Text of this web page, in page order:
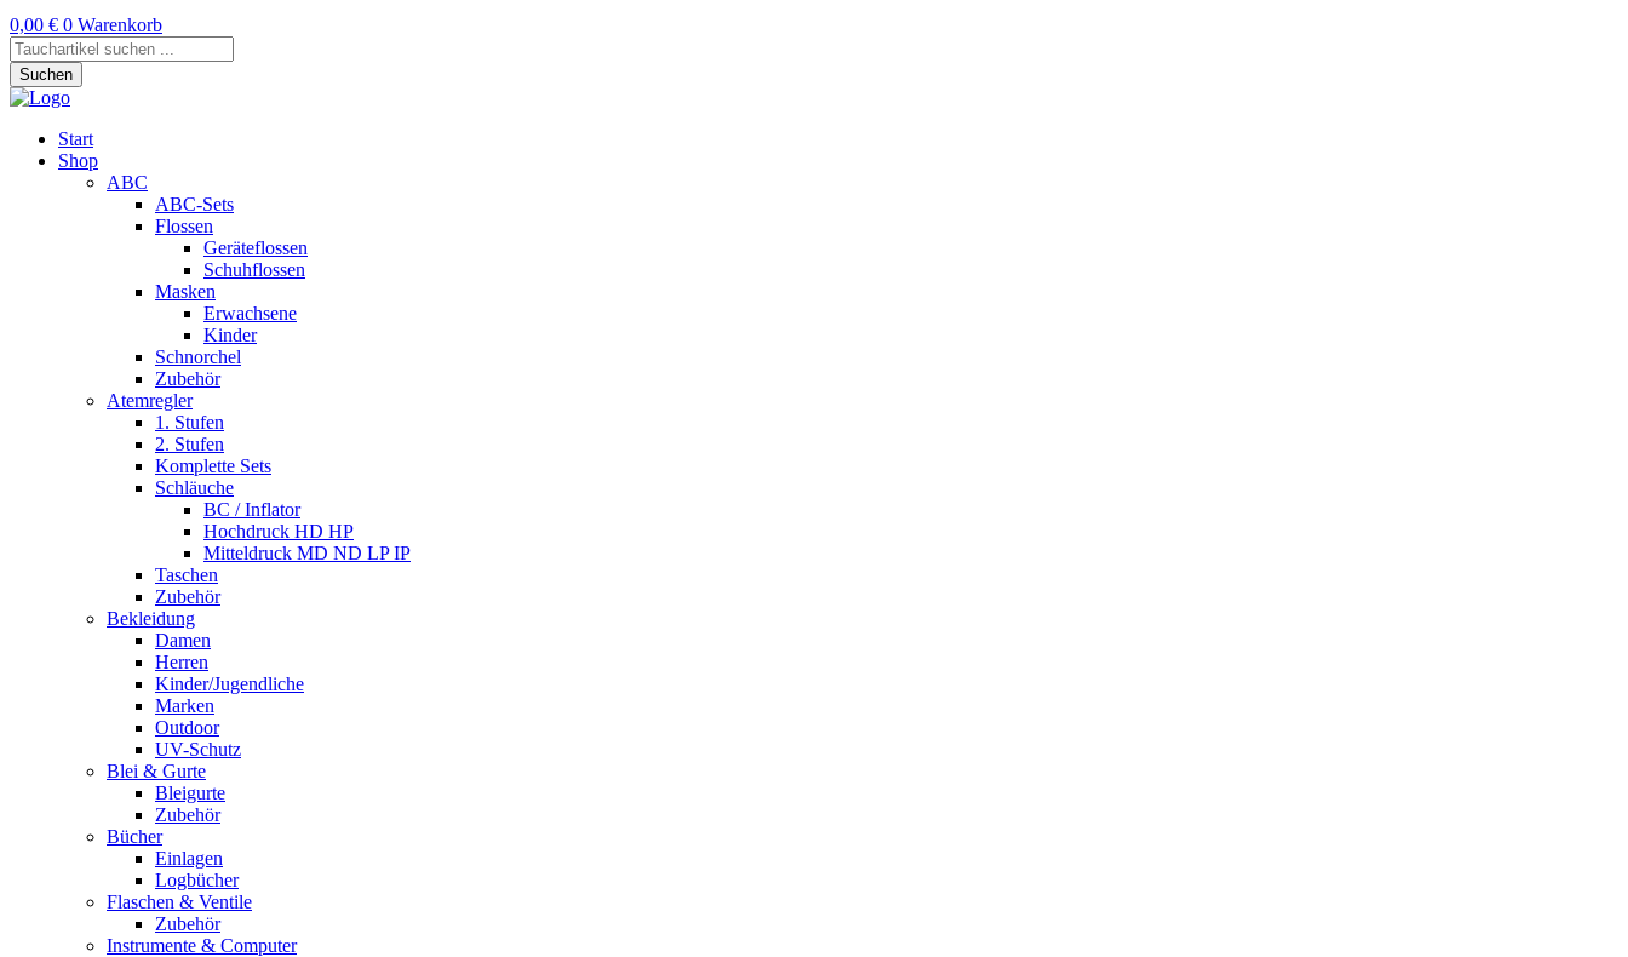
0,00 € 0 Warenkorb
Products
search
Suchen
Start
Shop
ABC
ABC-Sets
Flossen
Geräteflossen
Schuhflossen
Masken
Erwachsene
Kinder
Schnorchel
Zubehör
Atemregler
1. Stufen
2. Stufen
Komplette Sets
Schläuche
BC / Inflator
Hochdruck HD HP
Mitteldruck MD ND LP IP
Taschen
Zubehör
Bekleidung
Damen
Herren
Kinder/Jugendliche
Marken
Outdoor
UV-Schutz
Blei & Gurte
Bleigurte
Zubehör
Bücher
Einlagen
Logbücher
Flaschen & Ventile
Zubehör
Instrumente & Computer